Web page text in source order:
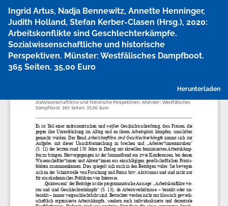
Artikeldetails
zurückkehren
Ingrid Artus, Nadja Bennewitz, Annette Henninger,
Judith Holland, Stefan Kerber-Clasen (Hrsg.), 2020:
Arbeitskonflikte sind Geschlechterkämpfe.
Sozialwissenschaftliche und historische
Perspektiven. Münster: Westfälisches Dampfboot.
365 Seiten. 35,00 Euro
Herunterladen